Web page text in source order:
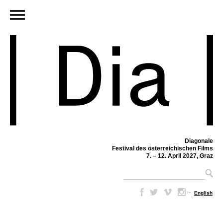
Diagonale
Festival des österreichischen Films
7. – 12. April 2027, Graz
– English